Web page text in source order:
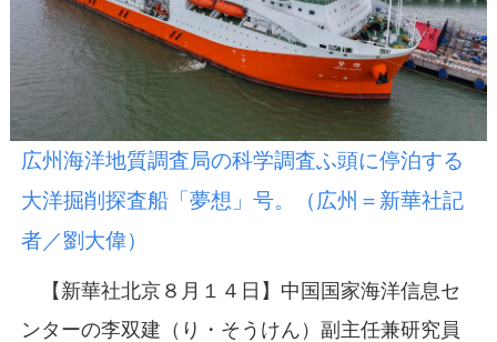
広州海洋地質調査局の科学調査ふ頭に停泊する
大洋掘削探査船「夢想」号。（広州＝新華社記
者／劉大偉）
【新華社北京８月１４日】中国国家海洋信息セ
ンターの李双建（り・そうけん）副主任兼研究員